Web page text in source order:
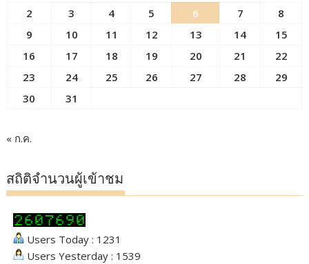
2
3 4 5 6 7
8
9
10 11 12 13 14
15
16
17 18 19 20 21
22
23
24 25 26 27 28
29
30
31
« ก.ค.
สถิติจำนวนผู้เข้าชม
Users Today : 1231
Users Yesterday : 1539